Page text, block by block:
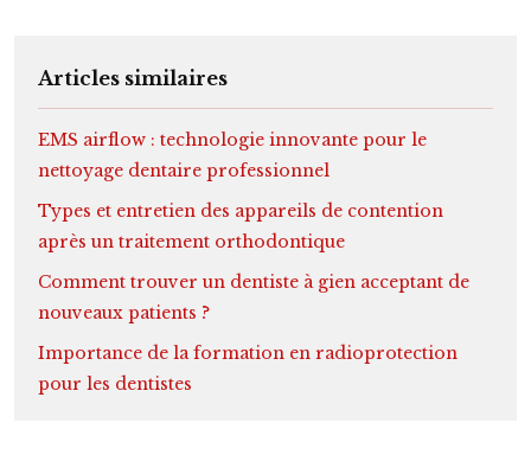
Articles similaires
EMS airflow : technologie innovante pour le
nettoyage dentaire professionnel
Types et entretien des appareils de contention
après un traitement orthodontique
Comment trouver un dentiste à gien acceptant de
nouveaux patients ?
Importance de la formation en radioprotection
pour les dentistes